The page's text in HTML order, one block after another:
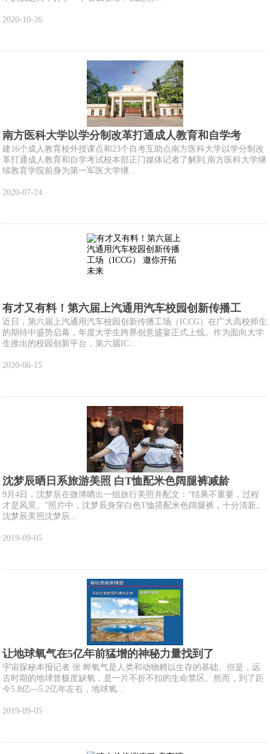
2020-10-26
南方医科大学以学分制改革打通成人教育和自学考
建16个成人教育校外授课点和23个自考互助点南方医科大学以学分制改
革打通成人教育和自学考试校本部正门媒体记者了解到,南方医科大学继
续教育学院前身为第一军医大学继...
2020-07-24
有才又有料！第六届上汽通用汽车校园创新传播工
近日，第六届上汽通用汽车校园创新传播工场（ICCG）在广大高校师生
的期待中盛势启幕，年度大学生跨界创意盛宴正式上线。作为面向大学
生推出的校园创新平台，第六届IC...
2020-06-15
沈梦辰晒日系旅游美照 白T恤配米色阔腿裤减龄
9月4日，沈梦辰在微博晒出一组旅行美照并配文：“结果不重要，过程
才是风景。”照片中，沈梦辰身穿白色T恤搭配米色阔腿裤，十分清新。
沈梦辰美照沈梦辰...
2019-09-05
让地球氧气在5亿年前猛增的神秘力量找到了
宇宙探秘本报记者 张 晔氧气是人类和动物赖以生存的基础。但是，远
古时期的地球曾极度缺氧，是一片不折不扣的生命禁区。然而，到了距
今5.8亿—5.2亿年左右，地球氧...
2019-09-05